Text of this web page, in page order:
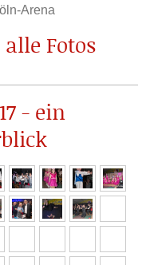
Arena
alle Fotos
- ein